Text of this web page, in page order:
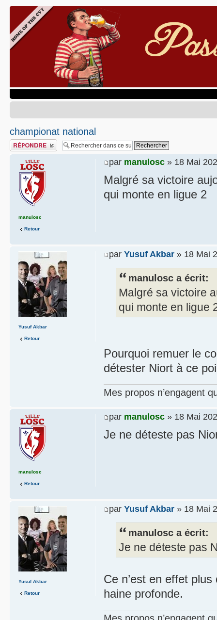
championat national
Publier une réponse
par manulosc » 18 Mai
Malgré sa victoire
qui monte en ligue 2
manulosc
Retour
par Yusuf Akbar » 18 Mai
manulosc a écrit:
Malgré sa victoire
qui monte en ligue
Pourquoi remuer le
détester Niort à ce
Mes propos n’engagent
Yusuf Akbar
Retour
par manulosc » 18 Mai
Je ne déteste pas
manulosc
Retour
par Yusuf Akbar » 18 Mai
manulosc a écrit:
Je ne déteste pas
Ce n’est en effet
haine profonde.
Yusuf Akbar
Retour